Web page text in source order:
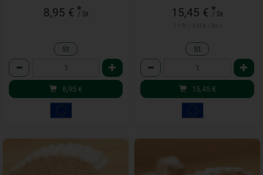
8,95 € *
/ St
St
Anzahl
8,95 €
15,45 € *
/ St
St
Anzahl
15,45 €